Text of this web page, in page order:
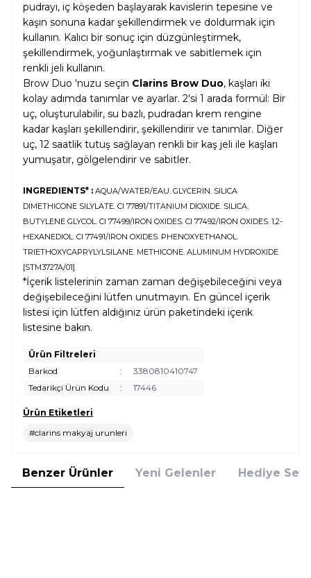
pudrayı, iç köşeden başlayarak kavislerin tepesine ve
kaşın sonuna kadar şekillendirmek ve doldurmak için
kullanın. Kalıcı bir sonuç için düzgünleştirmek,
şekillendirmek, yoğunlaştırmak ve sabitlemek için
renkli jeli kullanın.
Brow Duo 'nuzu seçin Clarins Brow Duo, kaşları iki
kolay adımda tanımlar ve ayarlar. 2'si 1 arada formül: Bir
uç, oluşturulabilir, su bazlı, pudradan krem ​​rengine
kadar kaşları şekillendirir, şekillendirir ve tanımlar. Diğer
uç, 12 saatlik tutuş sağlayan renkli bir kaş jeli ile kaşları
yumuşatır, gölgelendirir ve sabitler.
INGREDIENTS* : AQUA/WATER/EAU. GLYCERIN. SILICA
DIMETHICONE SILYLATE. CI 77891/TITANIUM DIOXIDE. SILICA.
BUTYLENE GLYCOL. CI 77499/IRON OXIDES. CI 77492/IRON OXIDES. 1,2-
HEXANEDIOL. CI 77491/IRON OXIDES. PHENOXYETHANOL.
TRIETHOXYCAPRYLYLSILANE. METHICONE. ALUMINUM HYDROXIDE
[STM3727A/01]
*İçerik listelerinin zaman zaman değişebileceğini veya
değişebileceğini lütfen unutmayın. En güncel içerik
listesi için lütfen aldığınız ürün paketindeki içerik
listesine bakın.
Ürün Filtreleri
Barkod
:
3380810410747
Tedarikçi Ürün Kodu
: 17446
Ürün Etiketleri
#clarins makyaj urunleri
Benzer Ürünler Yeni Gelenler Hediye